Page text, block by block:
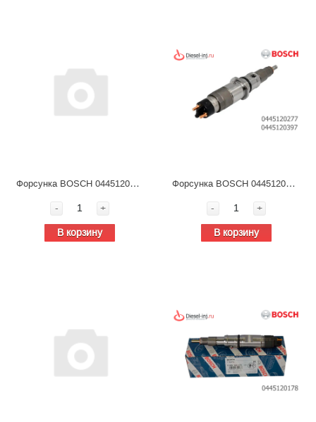
Форсунка BOSCH 0445120325 Ямз-650, топливная для дизельных двигателей
-
+
В корзину
Форсунка BOSCH 0445120277, 0445120397 (FAW Е-4), топливная для дизельных двигателей
-
+
В корзину